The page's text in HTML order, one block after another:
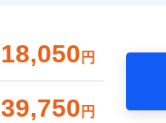
18,050 円
39,750 円